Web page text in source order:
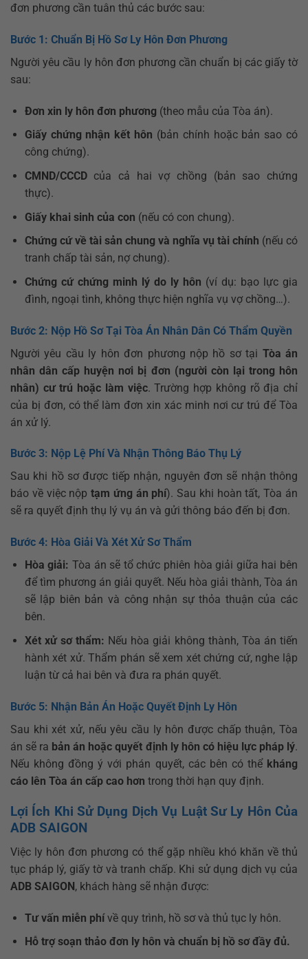
đơn phương cần tuân thủ các bước sau:
Bước 1: Chuẩn Bị Hồ Sơ Ly Hôn Đơn Phương
Người yêu cầu ly hôn đơn phương cần chuẩn bị các giấy tờ
sau:
Đơn xin ly hôn đơn phương (theo mẫu của Tòa án).
Giấy chứng nhận kết hôn (bản chính hoặc bản sao có
công chứng).
CMND/CCCDcủa cả hai vợ chồng (bản sao chứng
thực).
Giấy khai sinh của con (nếu có con chung).
Chứng cứ về tài sản chung và nghĩa vụ tài chính (nếu có
tranh chấp tài sản, nợ chung).
Chứng cứ chứng minh lý do ly hôn (ví dụ: bạo lực gia
đình, ngoại tình, không thực hiện nghĩa vụ vợ chồng…).
Bước 2: Nộp Hồ Sơ Tại Tòa Án Nhân Dân Có Thẩm Quyền
Người yêu cầu ly hôn đơn phương nộp hồ sơ tại Tòa án
nhân dân cấp huyện nơi bị đơn (người còn lại trong hôn
nhân) cư trú hoặc làm việc. Trường hợp không rõ địa chỉ
của bị đơn, có thể làm đơn xin xác minh nơi cư trú để Tòa
án xử lý.
Bước 3: Nộp Lệ Phí Và Nhận Thông Báo Thụ Lý
Sau khi hồ sơ được tiếp nhận, nguyên đơn sẽ nhận thông
báo về việc nộptạm ứng án phí). Sau khi hoàn tất, Tòa án
sẽ ra quyết định thụ lý vụ án và gửi thông báo đến bị đơn.
Bước 4: Hòa Giải Và Xét Xử Sơ Thẩm
Hòa giải: Tòa án sẽ tổ chức phiên hòa giải giữa hai bên
để tìm phương án giải quyết. Nếu hòa giải thành, Tòa án
sẽ lập biên bản và công nhận sự thỏa thuận của các
bên.
Xét xử sơ thẩm: Nếu hòa giải không thành, Tòa án tiến
hành xét xử. Thẩm phán sẽ xem xét chứng cứ, nghe lập
luận từ cả hai bên và đưa ra phán quyết.
Bước 5: Nhận Bản Án Hoặc Quyết Định Ly Hôn
Sau khi xét xử, nếu yêu cầu ly hôn được chấp thuận, Tòa
án sẽ ra bản án hoặc quyết định ly hôn có hiệu lực pháp lý.
Nếu không đồng ý với phán quyết, các bên có thể kháng
cáo lên Tòa án cấp cao hơn trong thời hạn quy định.
Lợi Ích Khi Sử Dụng Dịch Vụ Luật Sư Ly Hôn Của
ADB SAIGON
Việc ly hôn đơn phương có thể gặp nhiều khó khăn về thủ
tục pháp lý, giấy tờ và tranh chấp. Khi sử dụng dịch vụ của
ADB SAIGON, khách hàng sẽ nhận được:
Tư vấn miễn phívề quy trình, hồ sơ và thủ tục ly hôn.
Hỗ trợ soạn thảo đơn ly hôn và chuẩn bị hồ sơ đầy đủ.